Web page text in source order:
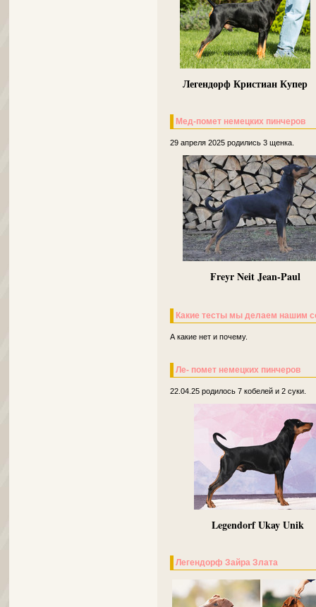
Легендорф Кристиан Купер
Мед-помет немецких пинчеров
29 апреля 2025 родились 3 щенка.
Freyr Neit Jean-Paul
Какие тесты мы делаем нашим
А какие нет и почему.
Ле- помет немецких пинчеров
22.04.25 родилось 7 кобелей и 2 суки.
Legendorf Ukay Unik
Легендорф Зайра Злата